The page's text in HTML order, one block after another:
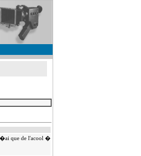
que de l'acool �